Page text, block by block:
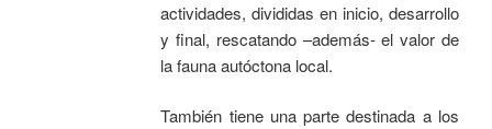
actividades, divididas en inicio, desarrollo
y final, rescatando –además- el valor de
la fauna autóctona local.
También tiene una parte destinada a los